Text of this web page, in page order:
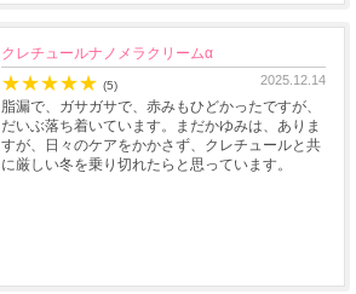
クレチュールナノメラクリームα
★★★★★ (5) 2025.12.14
脂漏で、ガサガサで、赤みもひどかったですが、
だいぶ落ち着いています。まだかゆみは、ありま
すが、日々のケアをかかさず、クレチュールと共
に厳しい冬を乗り切れたらと思っています。